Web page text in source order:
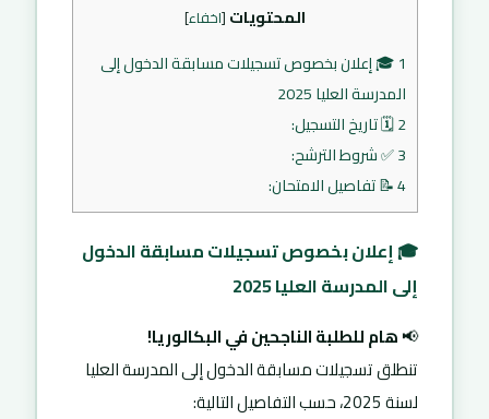
المحتويات [اخفاء]
1🎓 إعلان بخصوص تسجيلات مسابقة الدخول إلى
المدرسة العليا 2025
2🗓️ تاريخ التسجيل:
3✅ شروط الترشح:
4📝 تفاصيل الامتحان:
🎓 إعلان بخصوص تسجيلات مسابقة الدخول
إلى المدرسة العليا 2025
📢هام للطلبة الناجحين في البكالوريا!
تنطلق تسجيلات مسابقة الدخول إلى المدرسة العليا
لسنة 2025، حسب التفاصيل التالية: